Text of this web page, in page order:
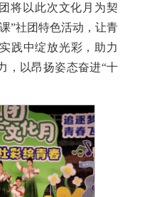
将以此次文化月为契
”社团特色活动，让青
践中绽放光彩，助力
，以昂扬姿态奋进“十